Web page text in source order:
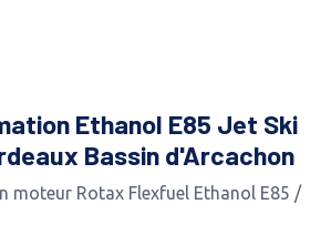
Ethanol E85 Jet Ski
Bassin d'Arcachon
moteur Rotax Flexfuel Ethanol E85 /